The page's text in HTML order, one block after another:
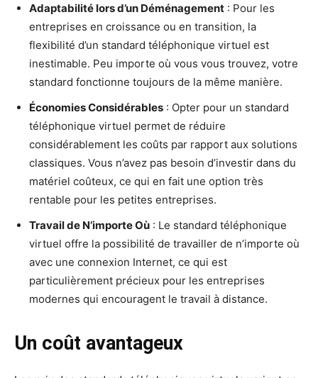
Adaptabilité lors d’un Déménagement : Pour les
entreprises en croissance ou en transition, la
flexibilité d’un standard téléphonique virtuel est
inestimable. Peu importe où vous vous trouvez, votre
standard fonctionne toujours de la même manière.
Économies Considérables : Opter pour un standard
téléphonique virtuel permet de réduire
considérablement les coûts par rapport aux solutions
classiques. Vous n’avez pas besoin d’investir dans du
matériel coûteux, ce qui en fait une option très
rentable pour les petites entreprises.
Travail de N’importe Où : Le standard téléphonique
virtuel offre la possibilité de travailler de n’importe où
avec une connexion Internet, ce qui est
particulièrement précieux pour les entreprises
modernes qui encouragent le travail à distance.
Un coût avantageux